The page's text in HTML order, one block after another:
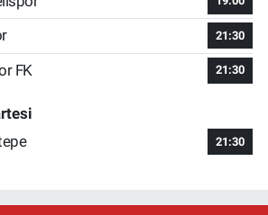
21:30
FK 21:30
21:30